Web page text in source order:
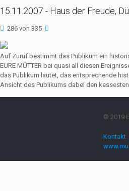
15.11.2007 - Haus der Freude,
286 von 335
Auf Zuruf bestimmt das Publikum ein
EURE MÜTTER bei quasi all diesen
das Publikum lautet, das entsprechende
Ansicht des Publikums dabei den
© 2019
Kontakt